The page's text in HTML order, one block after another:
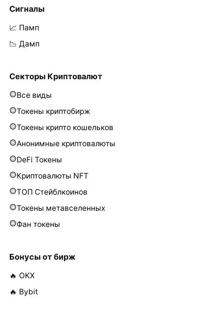
Сигналы
📈 Памп
📉 Дамп
Секторы Криптовалют
Все виды
Токены криптобирж
Токены крипто кошельков
Анонимные криптовалюты
DeFi Токены
Криптовалюты NFT
ТОП Стейблкоинов
Токены метавселенных
Фан токены
Бонусы от бирж
🔥 OKX
🔥 Bybit